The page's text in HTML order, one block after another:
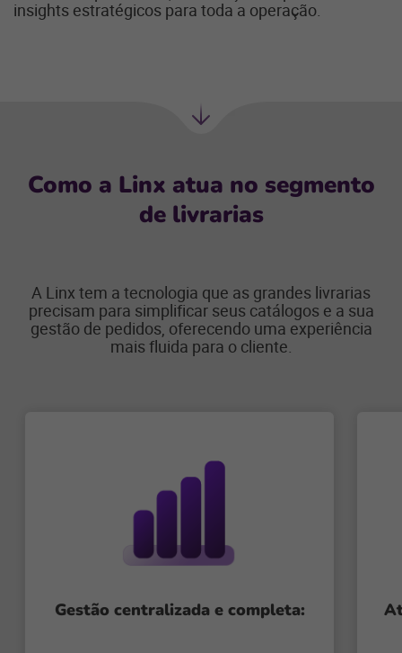
insights estratégicos para toda a operação.
Como a Linx atua no segmento
de livrarias
A Linx tem a tecnologia que as grandes livrarias
precisam para simplificar seus catálogos e a sua
gestão de pedidos, oferecendo uma experiência
mais fluida para o cliente.
Gestão centralizada e completa: